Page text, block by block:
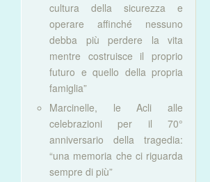
cultura della sicurezza e
operare affinché nessuno
debba più perdere la vita
mentre costruisce il proprio
futuro e quello della propria
famiglia”
Marcinelle, le Acli alle
celebrazioni per il 70°
anniversario della tragedia:
“una memoria che ci riguarda
sempre di più”